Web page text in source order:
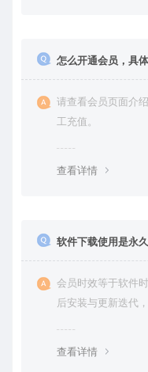
怎么开通会员，具
请查看会员页面介
工充值。
查看详情
软件下载使用是永
会员时效等于软件
后安装与更新迭代
查看详情